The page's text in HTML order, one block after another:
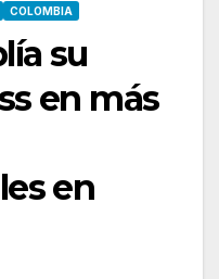
COLOMBIA
su
en más
en